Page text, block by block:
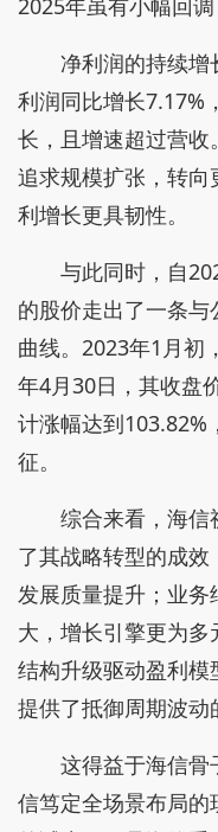
行业TOP2;海信显示
域线上Mini LED份
海信的智造，以
托底，成为了重新
体验上限的终极底气
海信从来都不
归真实的办公、游戏
伴。 2023年以来，
场景布局”战略，并
资本市场的表现
财务数据清晰地勾勒
动”转型的轨迹。
财报数据显示，
显著增长后，2024
2025年虽有小幅回
净利润的持续增
利润同比增长7.17%